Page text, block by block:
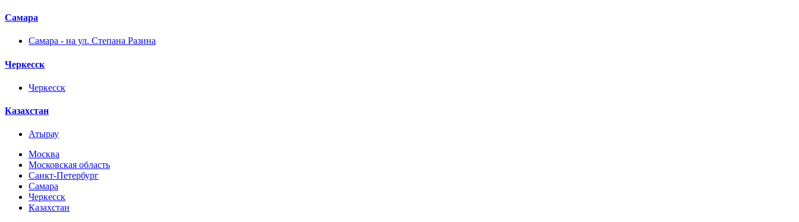
Самара
Самара - на ул. Степана Разина
Черкесск
Черкесск
Казахстан
Атырау
Москва
Московская область
Санкт-Петербург
Самара
Черкесск
Казахстан